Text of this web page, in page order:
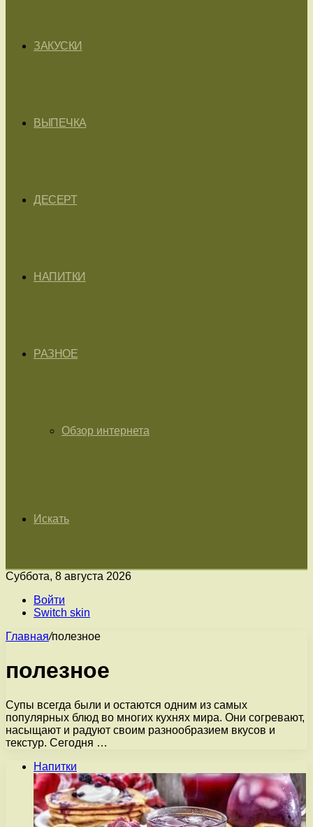
ЗАКУСКИ
ВЫПЕЧКА
ДЕСЕРТ
НАПИТКИ
РАЗНОЕ
Обзор интернета
Искать
Суббота, 8 августа 2026
Войти
Switch skin
Главная/полезное
полезное
Супы всегда были и остаются одним из самых
популярных блюд во многих кухнях мира. Они согревают,
насыщают и радуют своим разнообразием вкусов и
текстур. Сегодня …
Напитки